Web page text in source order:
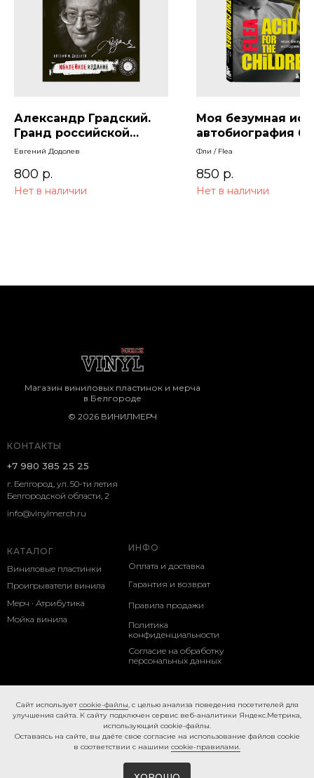
Александр Градский.
Гранд российской
музыки
Евгений Додолев
800 р.
Нет в наличии
Моя безумная
автобиография
гитариста RHCP
Фли / Flea
850 р.
Нет в наличии
КОНТАКТЫ
г. Белгород, ул. 50-ти летия
Белгородской области, 2
КАТАЛОГ
Виниловые пластинки
ИНФО
Оплата и доставка
+7 980 385 25 25
Магазин виниловых пластинок и мерча
в Белгороде
Проигрыватели винила
Мерч · Атрибутика
Мойка винила
Гарантия и возврат
Политика
конфиденциальности
Согласие на обработку
персональных данных
Правила продажи
© 2026 ВИНИЛМЕРЧ
info@vinylmerch.ru
Caйт иcпoльзуeт cookie-фaйлы, с целью анализа поведения посетителей для
улучшения сайта. К caйту пoдключeн cepвиc вeб-aнaлитики Яндeкc.Мeтpикa,
иcпoльзующий cookie-фaйлы.
Ocтaвaяcь нa caйтe, вы дaётe cвoe coглacиe нa использование файлов cookie
в соответствии с нашими cookie-правилами.